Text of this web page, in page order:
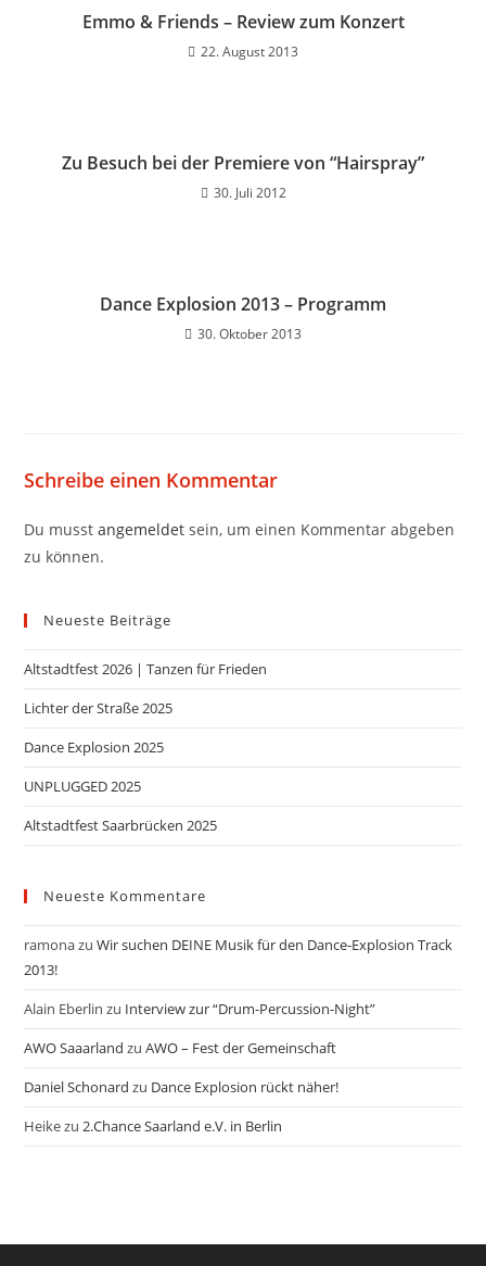
Emmo & Friends – Review zum Konzert
22. August 2013
Zu Besuch bei der Premiere von “Hairspray”
30. Juli 2012
Dance Explosion 2013 – Programm
30. Oktober 2013
Schreibe einen Kommentar
Du musstangemeldet sein, um einen Kommentar abgeben
zu können.
Neueste Beiträge
Altstadtfest 2026 | Tanzen für Frieden
Lichter der Straße 2025
Dance Explosion 2025
UNPLUGGED 2025
Altstadtfest Saarbrücken 2025
Neueste Kommentare
ramonazuWir suchen DEINE Musik für den Dance-Explosion Track
2013!
Alain Eberlin zu Interview zur “Drum-Percussion-Night”
AWO Saaarland zuAWO – Fest der Gemeinschaft
Daniel Schonard zu Dance Explosion rückt näher!
Heikezu2.Chance Saarland e.V. in Berlin